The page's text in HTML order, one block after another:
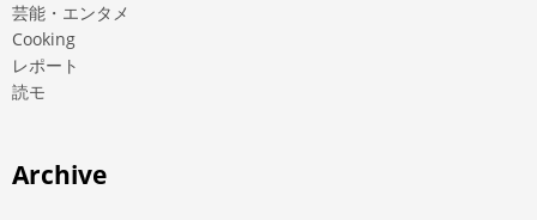
芸能・エンタメ
Cooking
レポート
読モ
Archive